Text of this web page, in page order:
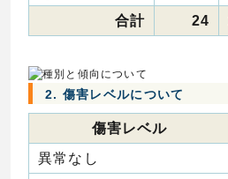
合計
24
2. 傷害レベルについて
傷害レベル
異常なし